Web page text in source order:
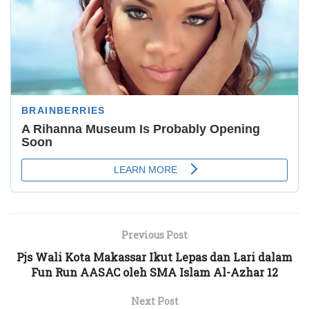
Previous Post
Pjs Wali Kota Makassar Ikut Lepas dan Lari dalam
Fun Run AASAC oleh SMA Islam Al-Azhar 12
Next Post